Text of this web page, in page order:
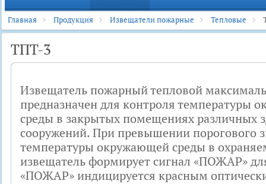
Главная Продукция Извещатели пожарные Тепловые
ТПТ-3
Извещатель пожарный тепловой
предназначен для контроля температуры
среды в закрытых помещениях различных
сооружений. При превышении порогового
температуры окружающей среды в
извещатель формирует сигнал «ПОЖАР»
«ПОЖАР» индицируется красным